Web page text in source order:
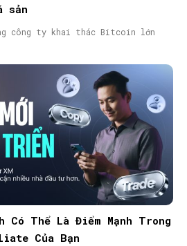
sản
công ty khai thác Bitcoin lớn
Có Thể Là Điểm Mạnh Trong
Của Bạn